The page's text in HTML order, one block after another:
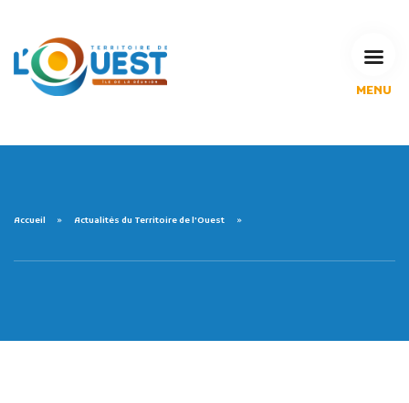
MENU
Accueil Actualités du Territoire de l'Ouest